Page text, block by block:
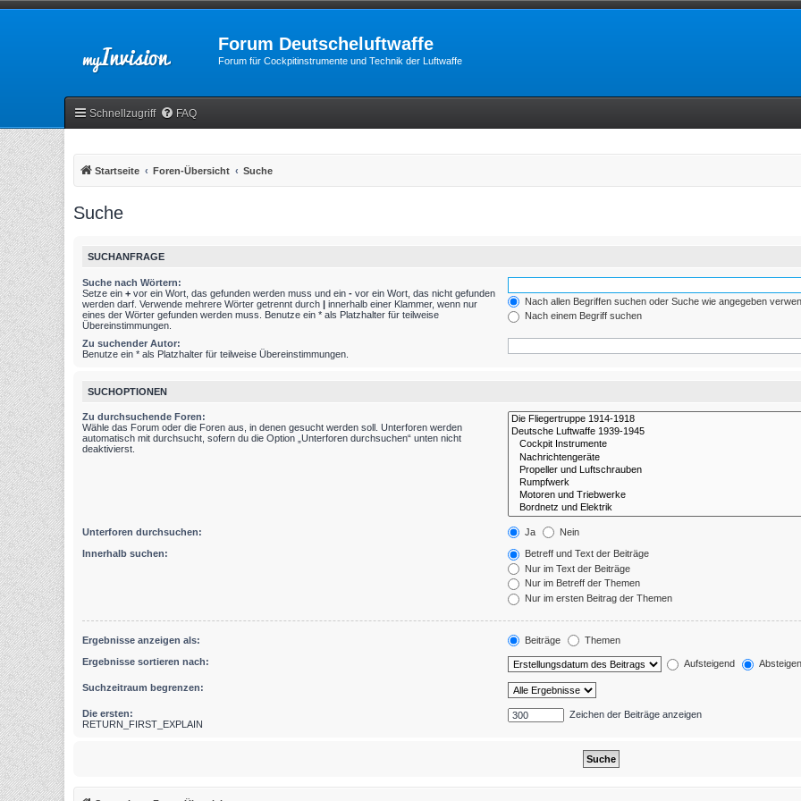
Forum Deutscheluftwaffe
Forum für Cockpitinstrumente und Technik der Luftwaffe
Schnellzugriff FAQ
Startseite Foren-Übersicht Suche
Suche
SUCHANFRAGE
Suche nach Wörtern:
Setze ein + vor ein Wort, das gefunden werden muss und ein - vor ein Wort, das nicht gefunden
werden darf. Verwende mehrere Wörter getrennt durch | innerhalb einer Klammer, wenn nur
eines der Wörter gefunden werden muss. Benutze ein * als Platzhalter für teilweise
Übereinstimmungen.
Nach allen Begriffen suchen oder Suche wie angegeben
Nach einem Begriff suchen
Zu suchender Autor:
Benutze ein * als Platzhalter für teilweise Übereinstimmungen.
SUCHOPTIONEN
Zu durchsuchende Foren:
Wähle das Forum oder die Foren aus, in denen gesucht werden soll. Unterforen werden
automatisch mit durchsucht, sofern du die Option „Unterforen durchsuchen“ unten nicht
deaktivierst.
Unterforen durchsuchen: Ja Nein
Innerhalb suchen:
Betreff und Text der Beiträge
Nur im Text der Beiträge
Nur im Betreff der Themen
Nur im ersten Beitrag der Themen
Ergebnisse anzeigen als: Beiträge Themen
Ergebnisse sortieren nach: Aufsteigend
Suchzeitraum begrenzen:
Die ersten:
RETURN_FIRST_EXPLAIN
Zeichen der Beiträge anzeigen